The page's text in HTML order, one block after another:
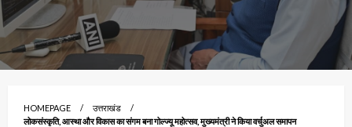
HOMEPAGE
उत्तराखंड
लोकसंस्कृति, आस्था और विकास का संगम बना गोल्ज्यू महोत्सव, मुख्यमंत्री ने किया वर्चुअल समापन